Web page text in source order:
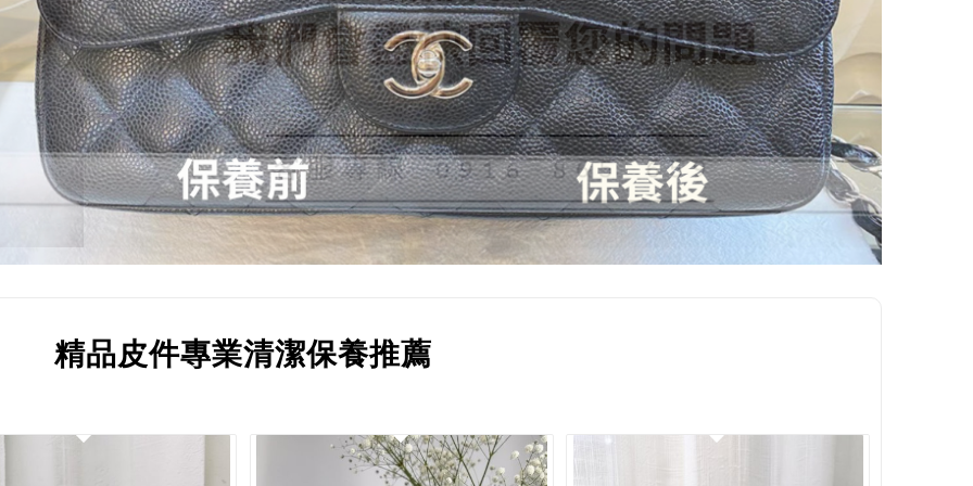
精品皮件專業清潔保養推薦